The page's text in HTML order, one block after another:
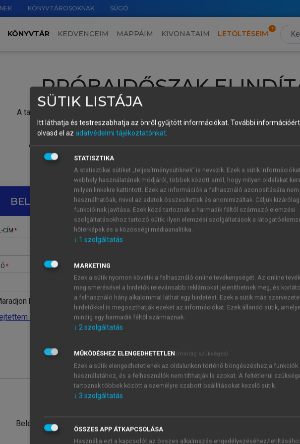
KÖNYVTÁROSOKNAK SÚGÓ
KÖNYVTÁR KEDVENCEIM MAPPÁIM KIVONATAIM LETÖLTÉSEIM
PRÓBAIDŐSZAK
A tartalom megtekintéséhez lépj be a saját fiókoddal, iskolai azonosítóddal vagy
Új felhasználóként1 óra díjmentes hozzáférésrevagy
A próbaidőszak elindításához,
vagy hozz
A regisztráció után a
BELÉPÉS SAJÁT FIÓKKAL
CÍM
belépve
a jelszavamat
Belépés intézményi azonosítóval
ÚJ FIÓK
1 óra
JELSZÓ
Kérek értesítést a MeRSZ
Kérek értesítést az
SÜTIK LISTÁJA
Itt láthatja és testreszabhatja az önről gyűjtött információkat. További
olvasd el az adatvédelmi tájékoztatónkat.
STATISZTIKA
A statisztikai sütiket „teljesítménysütiknek” is nevezik. Ezek a sütik
webhely használatának módjáról, többek között arról, hogy milyen oldalakat
milyen linkekre kattintott. Ezek az információk a felhasználó azonosítására nem
használhatóak, mivel az adatok összesítettek és anonimizáltak. Céljuk
funkcióinak javítása. Ezek közé tartoznak a harmadik féltől származó elemzési
szolgáltatásokhoz tartozó sütik; ilyen elemzési szolgáltatások a
hőtérképek és a közösségi médiaanalitika.
↓ 1 szolgáltatás
MARKETING
Ezek a sütik nyomon követik a felhasználó online tevékenységét. Az online
megismerésével a hirdetők relevánsabb reklámokat jeleníthetnek meg, és
a felhasználó hány alkalommal láthat egy hirdetést. Ezek a sütik más
hirdetőkkel is megoszthatják ezeket az információkat. Ezek állandó sütik,
mindig egy harmadik féltől származnak.
↓ 2szolgáltatás
MŰKÖDÉSHEZ ELENGEDHETETLEN (mindig szükséges)
Ezek a sütik elengedhetetlenek az oldalunkon történő böngészéshez,a funkciók
használatához, és a felhasználók nem tilthatják le azokat. A feltétlenül
tartoznak többek között a személyre szabott beállításokat kezelő sütik.
↓ 3 szolgáltatás
ÖSSZES APP ÁTKAPCSOLÁSA
Használja ezt a kapcsolót az összes alkalmazás engedélyezéséhez/